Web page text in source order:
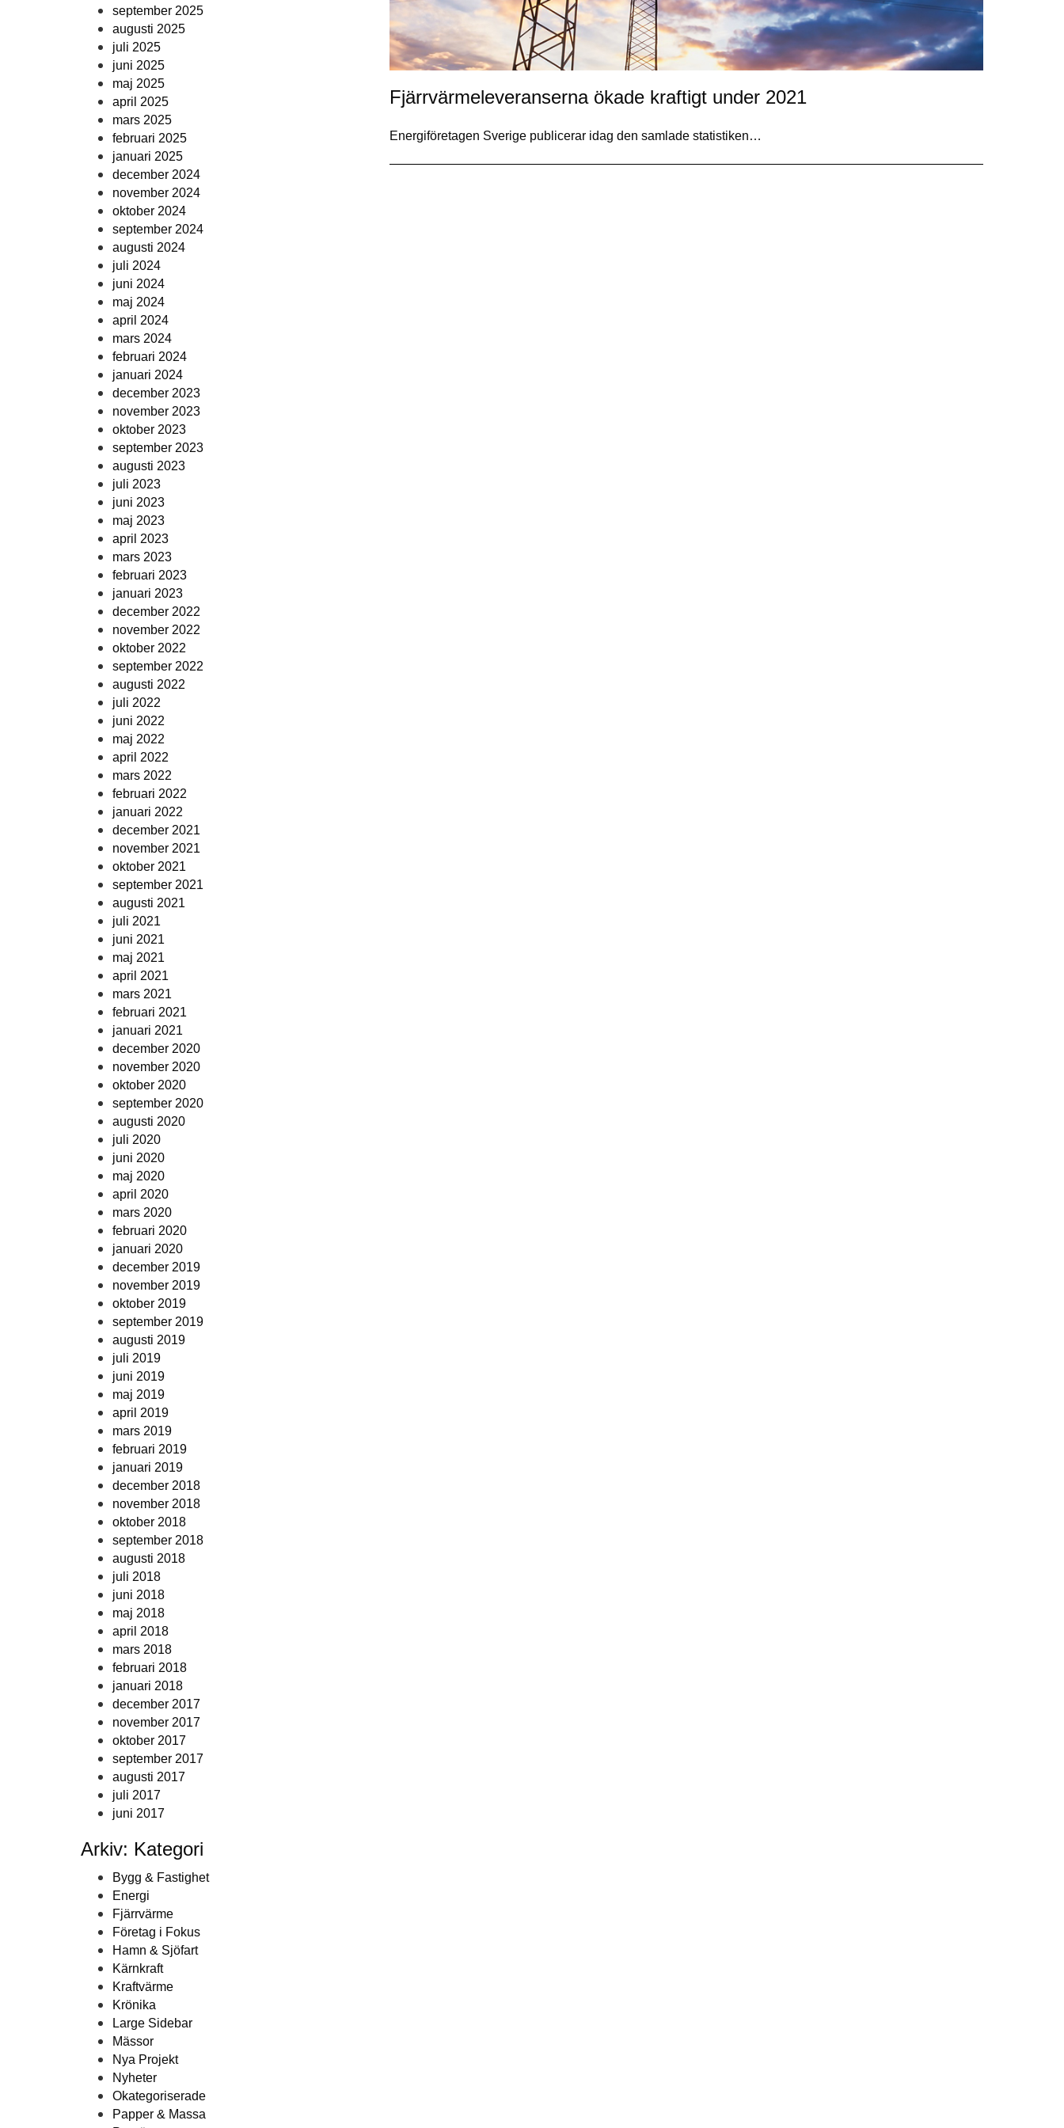
september 2025
augusti 2025
juli 2025
juni 2025
maj 2025
april 2025
mars 2025
februari 2025
januari 2025
december 2024
november 2024
oktober 2024
september 2024
augusti 2024
juli 2024
juni 2024
maj 2024
april 2024
mars 2024
februari 2024
januari 2024
december 2023
november 2023
oktober 2023
september 2023
augusti 2023
juli 2023
juni 2023
maj 2023
april 2023
mars 2023
februari 2023
januari 2023
december 2022
november 2022
oktober 2022
september 2022
augusti 2022
juli 2022
juni 2022
maj 2022
april 2022
mars 2022
februari 2022
januari 2022
december 2021
november 2021
oktober 2021
september 2021
augusti 2021
juli 2021
juni 2021
maj 2021
april 2021
mars 2021
februari 2021
januari 2021
december 2020
november 2020
oktober 2020
september 2020
augusti 2020
juli 2020
juni 2020
maj 2020
april 2020
mars 2020
februari 2020
januari 2020
december 2019
november 2019
oktober 2019
september 2019
augusti 2019
juli 2019
juni 2019
maj 2019
april 2019
mars 2019
februari 2019
januari 2019
december 2018
november 2018
oktober 2018
september 2018
augusti 2018
juli 2018
juni 2018
maj 2018
april 2018
mars 2018
februari 2018
januari 2018
december 2017
november 2017
oktober 2017
september 2017
augusti 2017
juli 2017
juni 2017
Arkiv: Kategori
Bygg & Fastighet
Energi
Fjärrvärme
Företag i Fokus
Hamn & Sjöfart
Kärnkraft
Kraftvärme
Krönika
Large Sidebar
Mässor
Nya Projekt
Nyheter
Okategoriserade
Papper & Massa
Fjärrvärmeleveranserna ökade kraftigt under 2021
Energiföretagen Sverige publicerar idag den samlade statistiken…